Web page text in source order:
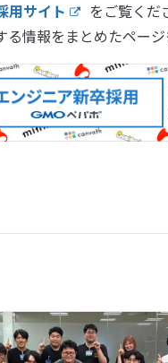
用サイト
をご覧くだ
る情報をまとめたページ